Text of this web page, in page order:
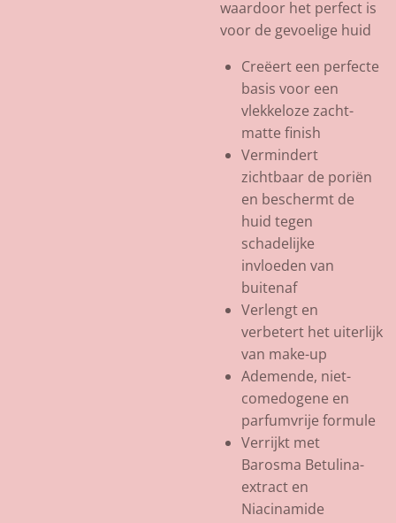
waardoor het perfect is
voor de gevoelige huid
Creëert een perfecte
basis voor een
vlekkeloze zacht-
matte finish
Vermindert
zichtbaar de poriën
en beschermt de
huid tegen
schadelijke
invloeden van
buitenaf
Verlengt en
verbetert het uiterlijk
van make-up
Ademende, niet-
comedogene en
parfumvrije formule
Verrijkt met
Barosma Betulina-
extract en
Niacinamide